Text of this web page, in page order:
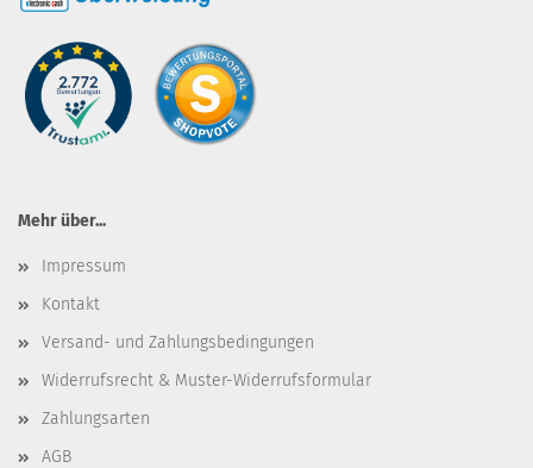
Mehr über...
Impressum
Kontakt
Versand- und Zahlungsbedingungen
Widerrufsrecht & Muster-Widerrufsformular
Zahlungsarten
AGB